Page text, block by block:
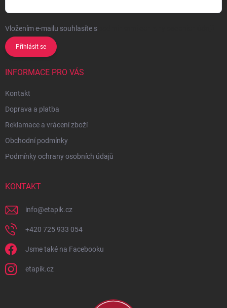
Vložením e-mailu souhlasíte s
Přihlásit se
INFORMACE PRO VÁS
Kontakt
Doprava a platba
Reklamace a vrácení zboží
Obchodní podmínky
Podmínky ochrany osobních údajů
KONTAKT
info@etapik.cz
+420 725 933 054
Jsme také na Facebooku
etapik.cz